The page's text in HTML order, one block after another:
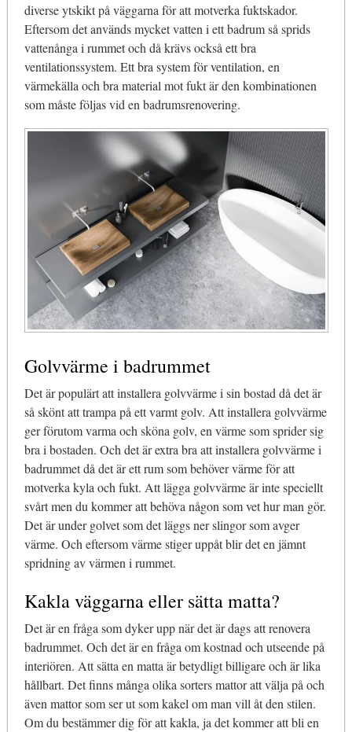
diverse ytskikt på väggarna för att motverka fuktskador.
Eftersom det används mycket vatten i ett badrum så sprids
vattenånga i rummet och då krävs också ett bra
ventilationssystem. Ett bra system för ventilation, en
värmekälla och bra material mot fukt är den kombinationen
som måste följas vid en badrumsrenovering.
Golvvärme i badrummet
Det är populärt att installera golvvärme i sin bostad då det är
så skönt att trampa på ett varmt golv. Att installera golvvärme
ger förutom varma och sköna golv, en värme som sprider sig
bra i bostaden. Och det är extra bra att installera golvvärme i
badrummet då det är ett rum som behöver värme för att
motverka kyla och fukt. Att lägga golvvärme är inte speciellt
svårt men du kommer att behöva någon som vet hur man gör.
Det är under golvet som det läggs ner slingor som avger
värme. Och eftersom värme stiger uppåt blir det en jämnt
spridning av värmen i rummet.
Kakla väggarna eller sätta matta?
Det är en fråga som dyker upp när det är dags att renovera
badrummet. Och det är en fråga om kostnad och utseende på
interiören. Att sätta en matta är betydligt billigare och är lika
hållbart. Det finns många olika sorters mattor att välja på och
även mattor som ser ut som kakel om man vill åt den stilen.
Om du bestämmer dig för att kakla, ja det kommer att bli en